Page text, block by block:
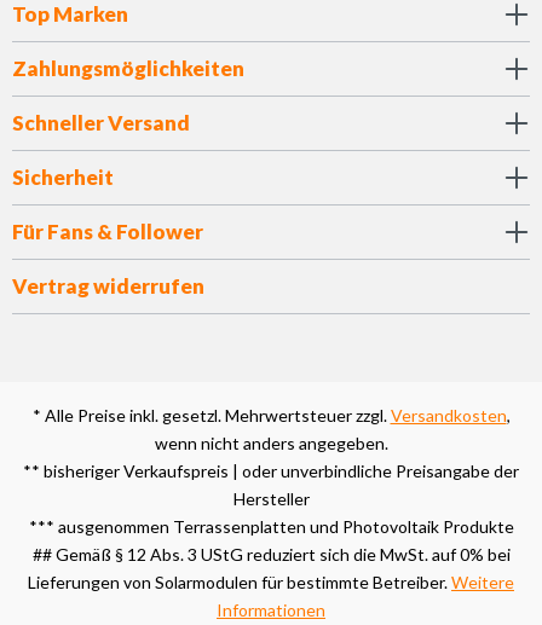
Top Marken
Zahlungsmöglichkeiten
Schneller Versand
Sicherheit
Für Fans & Follower
Vertrag widerrufen
* Alle Preise inkl. gesetzl. Mehrwertsteuer zzgl.Versandkosten,
wenn nicht anders angegeben.
** bisheriger Verkaufspreis | oder unverbindliche Preisangabe der
Hersteller
*** ausgenommen Terrassenplatten und Photovoltaik Produkte
## Gemäß § 12 Abs. 3 UStG reduziert sich die MwSt. auf 0% bei
Lieferungen von Solarmodulen für bestimmte Betreiber.Weitere
Informationen